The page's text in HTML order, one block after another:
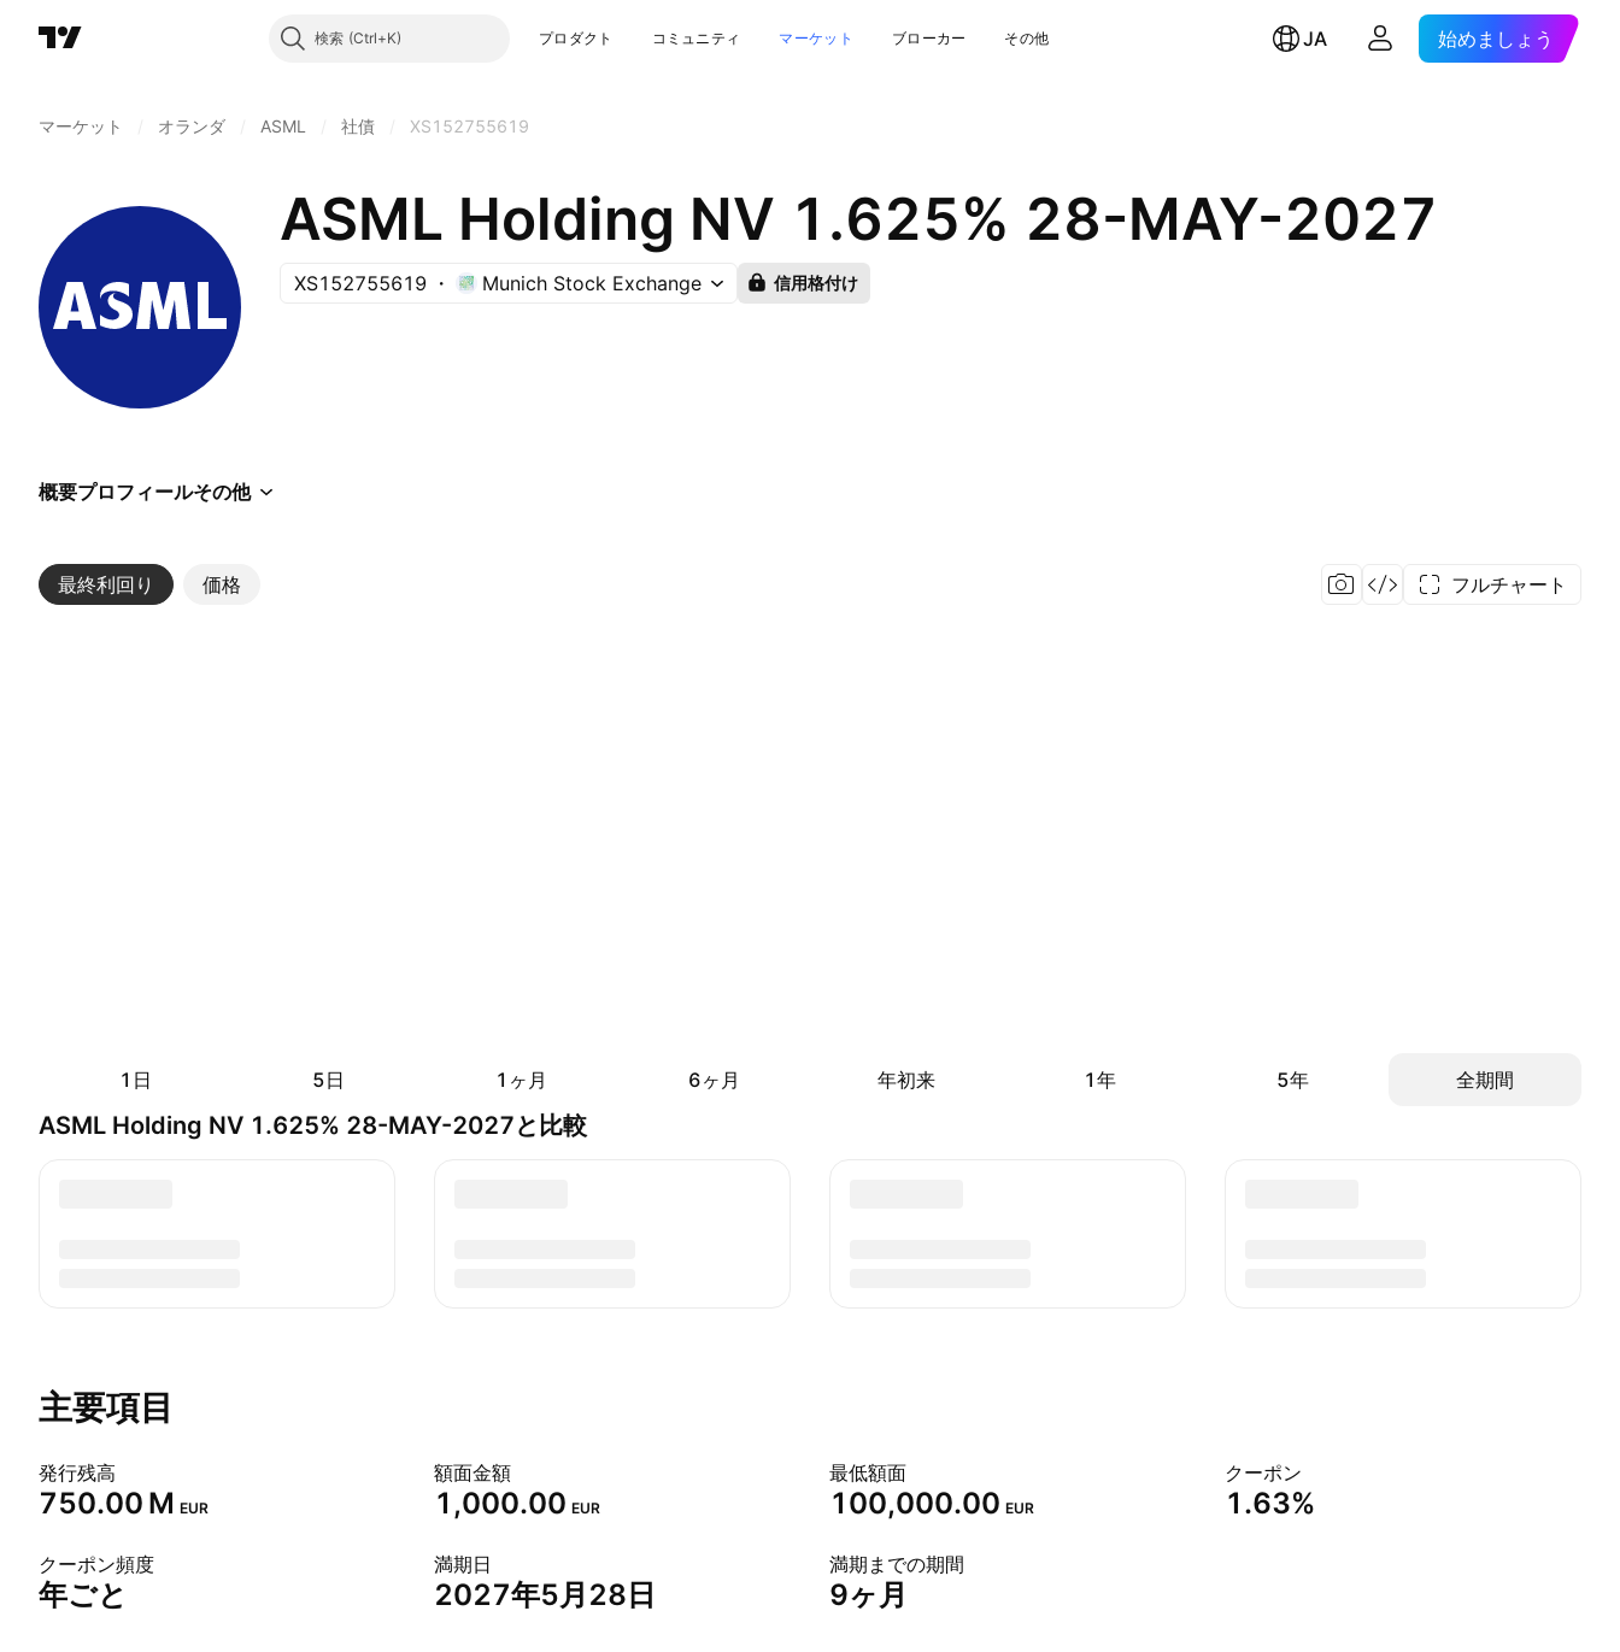
検索 プロダクト コミュニティ マーケット ブローカー その他 JA 始めましょう
マーケット オランダ ASML 社債 XS152755619
ASML Holding NV 1.625% 28-MAY-2027
XS152755619 Munich Stock Exchange 信用格付け
概要プロフィールその他
最終利回り 価格
その他 フルチャート
1日 5日 1ヶ月 6ヶ月 年初来 1年 5年 全期間
ASML Holding NV 1.625% 28-MAY-2027と比較
主要項目
発行残高
‪750.00 M‬ EUR
額面金額
1,000.00 EUR
最低額面
100,000.00 EUR
クーポン
1.63%
クーポン頻度
年ごと
満期日
2027年5月28日
満期までの期間
9ヶ月